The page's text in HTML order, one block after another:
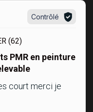
Contrôlé
(62)
PMR en peinture
court merci je